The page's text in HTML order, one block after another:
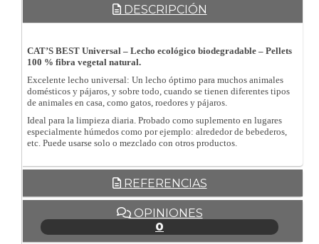
DESCRIPCIÓN
CAT’S BEST Universal – Lecho ecológico biodegradable – Pellets
100 % fibra vegetal natural.
Excelente lecho universal: Un lecho óptimo para muchos animales
domésticos y pájaros, y sobre todo, cuando se tienen diferentes tipos
de animales en casa, como gatos, roedores y pájaros.
Ideal para la limpieza diaria. Probado como suplemento en lugares
especialmente húmedos como por ejemplo: alrededor de bebederos,
etc. Puede usarse solo o mezclado con otros productos.
REFERENCIAS
OPINIONES
0